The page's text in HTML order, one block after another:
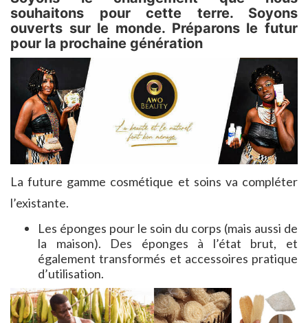
souhaitons pour cette terre. Soyons
ouverts sur le monde. Préparons le futur
pour la prochaine génération
La future gamme cosmétique et soins va compléter
l’existante.
Les éponges pour le soin du corps (mais aussi de
la maison). Des éponges à l’état brut, et
également transformés et accessoires pratique
d’utilisation.